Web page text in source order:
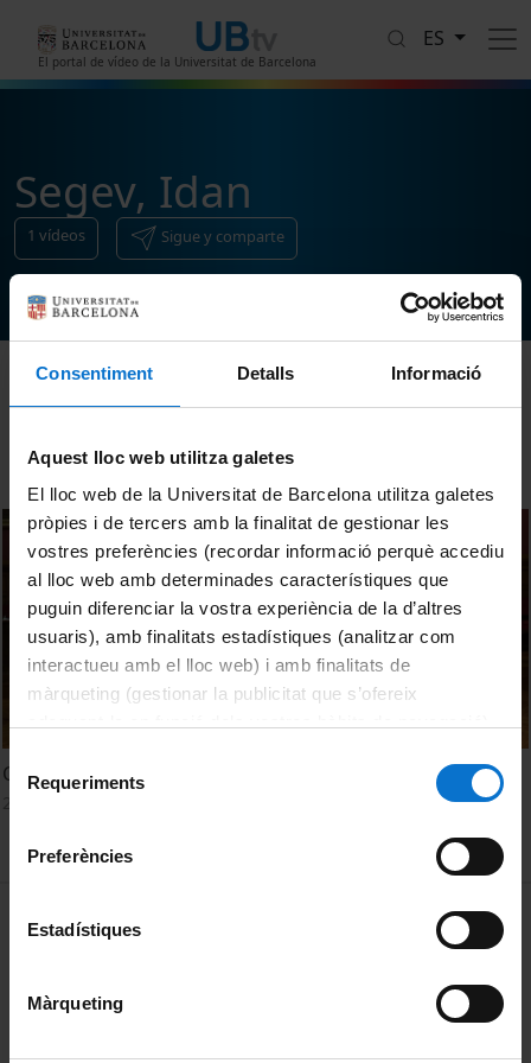
Consentiment Detalls Informació
Aquest lloc web utilitza galetes
El lloc web de la Universitat de Barcelona utilitza galetes
pròpies i de tercers amb la finalitat de gestionar les
vostres preferències (recordar informació perquè accediu
al lloc web amb determinades característiques que
puguin diferenciar la vostra experiència de la d’altres
usuaris), amb finalitats estadístiques (analitzar com
interactueu amb el lloc web) i amb finalitats de
màrqueting (gestionar la publicitat que s’ofereix
consultar laPolítica de galetes del lloc web de la
de Requeriments
Preferències
Estadístiques
Màrqueting
El portal de vídeo de la Universitat de Barcelona
ES
Segev, Idan
1 vídeos Sigue y comparte
Ordenar
Creativity: what makes us human
MENÚ PEU 1
Política de Cookies
Privacidad y términos